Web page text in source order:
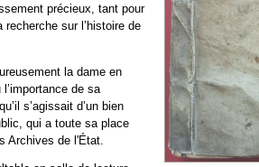
précieux, tant pour
recherche sur l’histoire de
la dame en
de sa
s’agissait d’un bien
qui a toute sa place
Archives de l'État.